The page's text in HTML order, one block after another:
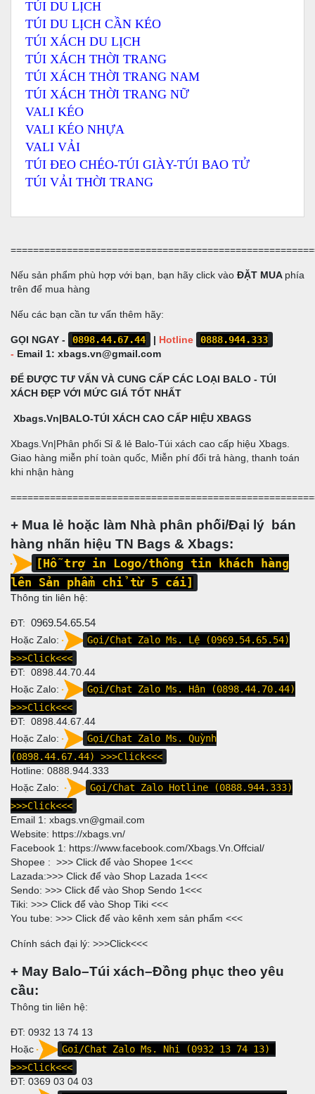
TÚI DU LỊCH
TÚI DU LỊCH CẦN KÉO
TÚI XÁCH DU LỊCH
TÚI XÁCH THỜI TRANG
TÚI XÁCH THỜI TRANG NAM
TÚI XÁCH THỜI TRANG NỮ
VALI KÉO
VALI KÉO NHỰA
VALI VẢI
TÚI ĐEO CHÉO-TÚI GIÀY-TÚI BAO TỬ
TÚI VẢI THỜI TRANG
Nếu sản phẩm phù hợp với bạn, bạn hãy click vào ĐẶT MUA phía
trên để mua hàng
Nếu các bạn cần tư vấn thêm hãy:
GỌI NGAY - 0898.44.67.44 | Hotline
0888.944.333
- Email 1: xbags.vn@gmail.com
ĐỂ ĐƯỢC TƯ VẤN VÀ CUNG CẤP CÁC LOẠI BALO - TÚI
XÁCH ĐẸP VỚI MỨC GIÁ TỐT NHẤT
Xbags.Vn|BALO-TÚI XÁCH CAO CẤP HIỆU XBAGS
Xbags.Vn|Phân phối Sỉ & lẻ Balo-Túi xách cao cấp hiệu Xbags.
Giao hàng miễn phí toàn quốc, Miễn phí đổi trả hàng, thanh toán
khi nhận hàng
+ Mua lẻ hoặc làm Nhà phân phối/Đại lý bán
hàng nhãn hiệu TN Bags & Xbags:
[Hỗ trợ in Logo/thông tin khách hàng
lên Sản phẩm chỉ từ 5 cái]
Thông tin liên hệ:
ĐT: 0969.54.65.54
Hoặc Zalo:
Gọi/Chat Zalo Ms. Lệ (0969.54.65.54)
>>>Click<<<
ĐT: 0898.44.70.44
Hoặc Zalo:
Gọi/Chat Zalo Ms. Hân (0898.44.70.44)
>>>Click<<<
ĐT: 0898.44.67.44
Hoặc Zalo:
Gọi/Chat Zalo Ms. Quỳnh
(0898.44.67.44)
>>>Click<<<
Hotline: 0888.944.333
Hoặc Zalo:
Gọi/Chat Zalo Hotline (0888.944.333)
>>>Click<<<
Email 1: xbags.vn@gmail.com
Website: https://xbags.vn/
Facebook 1: https://www.facebook.com/Xbags.Vn.Offcial/
Shopee : >>> Click để vào Shopee 1<<<
Lazada:>>> Click để vào Shop Lazada 1<<<
Sendo: >>> Click để vào Shop Sendo 1<<<
Tiki: >>> Click để vào Shop Tiki <<<
You tube: >>> Click để vào kênh xem sản phẩm <<<
Chính sách đại lý: >>>Click<<<
+ May Balo–Túi xách–Đồng phục theo yêu
cầu:
Thông tin liên hệ:
ĐT: 0932 13 74 13
Hoặc
Goi/Chat Zalo Ms. Nhi (0932 13 74 13)
>>>Click<<<
ĐT: 0369 03 04 03